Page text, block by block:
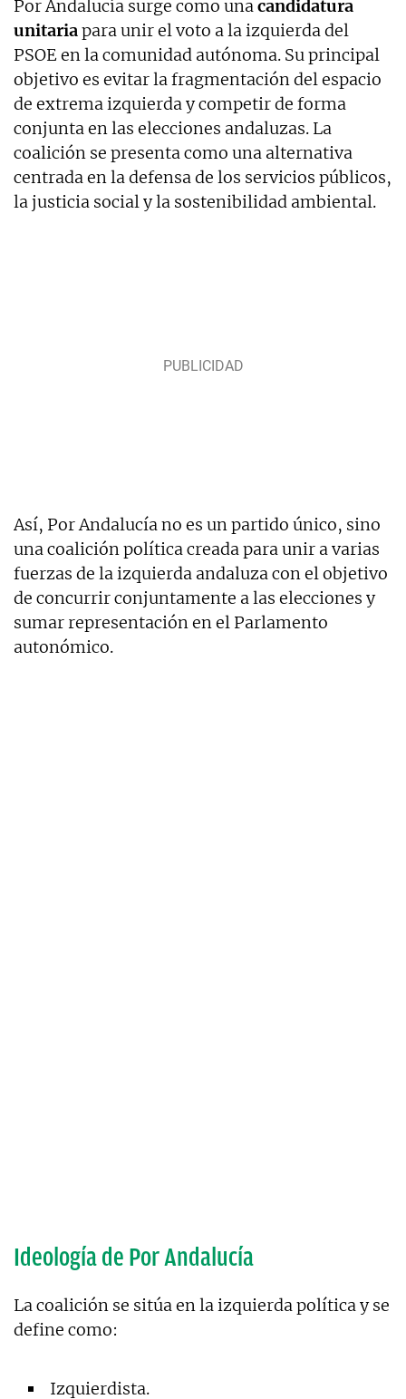
Por Andalucía surge como unacandidatura
unitariapara unir el voto a la izquierda del
PSOE en la comunidad autónoma. Su principal
objetivo es evitar la fragmentación del espacio
de extrema izquierda y competir de forma
conjunta en las elecciones andaluzas. La
coalición se presenta como una alternativa
centrada en la defensa de los servicios públicos,
la justicia social y la sostenibilidad ambiental.
Así, Por Andalucía no es un partido único, sino
una coalición política creada para unir a varias
fuerzas de la izquierda andaluza con el objetivo
de concurrir conjuntamente a las elecciones y
sumar representación en el Parlamento
autonómico.
Ideología de Por Andalucía
La coalición se sitúa en la izquierda política y se
define como:
Izquierdista.